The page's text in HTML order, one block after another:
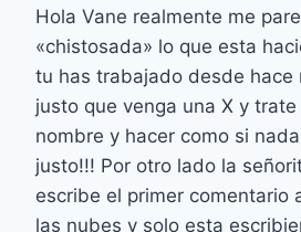
Hola Vane realmente me
«chistosada» lo que esta
tu has trabajado desde hace
justo que venga una X y
nombre y hacer como si
justo!!! Por otro lado la
escribe el primer comentario
las nubes y solo esta